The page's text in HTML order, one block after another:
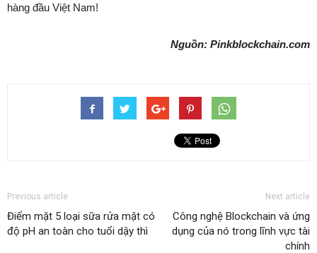
hàng đầu Việt Nam!
Nguồn: Pinkblockchain.com
Previous article
Điểm mặt 5 loại sữa rửa mặt có
độ pH an toàn cho tuổi dậy thì
Next article
Công nghệ Blockchain và ứng
dụng của nó trong lĩnh vực tài
chính